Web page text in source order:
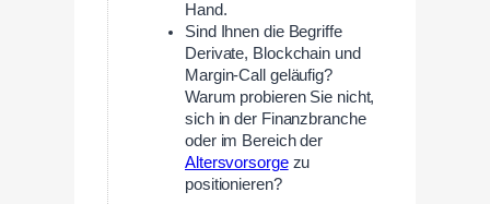
Hand.
Sind Ihnen die Begriffe
Derivate, Blockchain und
Margin-Call geläufig?
Warum probieren Sie nicht,
sich in der Finanzbranche
oder im Bereich der
Altersvorsorgezu
positionieren?